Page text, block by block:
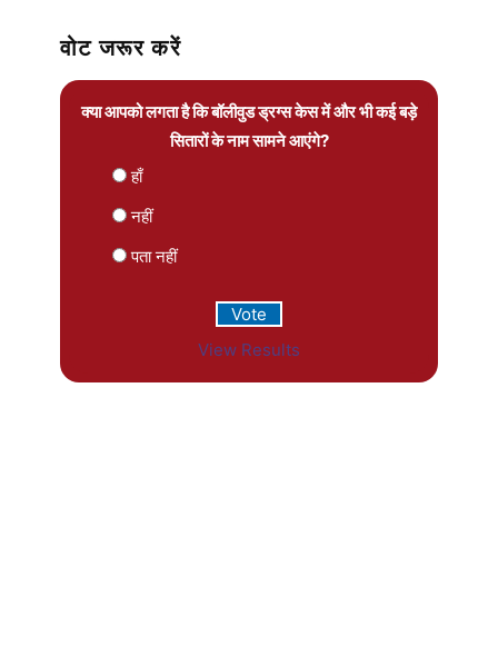
वोट जरूर करें
क्या आपको लगता है कि बॉलीवुड ड्रग्स केस में और भी कई बड़े
सितारों के नाम सामने आएंगे?
हाँ
नहीं
पता नहीं
View Results